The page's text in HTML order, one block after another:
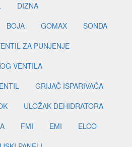
DIZNA
BOJA GOMAX
SONDA
ZA PUNJENJE
VENTILA
GRIJAČ ISPARIVAČA
ULOŽAK DEHIDRATORA
FMI EMI
ELCO